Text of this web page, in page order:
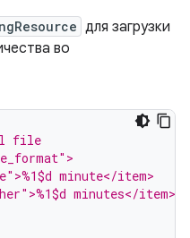
для загрузки
во
file
minute</item>
minutes</item>